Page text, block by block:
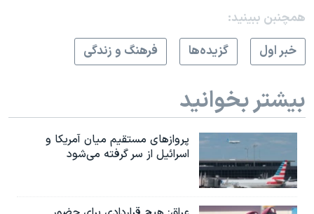
همچنبن ببینید:
خبر اول
گزيده‌ها فرهنگ و زندگی
بیشتر بخوانید
پروازهای مستقیم میان آمریکا و
اسرائیل از سر گرفته می‌شود